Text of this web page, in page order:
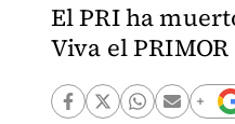
El PRI ha
Viva el PRIMOR